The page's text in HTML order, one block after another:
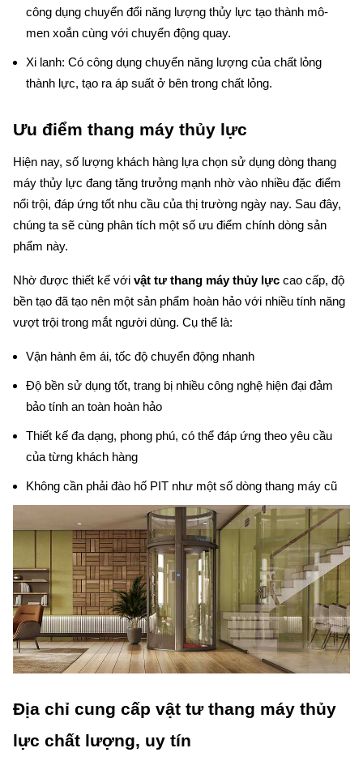
công dụng chuyển đổi năng lượng thủy lực tạo thành mô-
men xoắn cùng với chuyển động quay.
Xi lanh: Có công dụng chuyển năng lượng của chất lỏng
thành lực, tạo ra áp suất ở bên trong chất lỏng.
Ưu điểm thang máy thủy lực
Hiện nay, số lượng khách hàng lựa chọn sử dụng dòng thang
máy thủy lực đang tăng trưởng mạnh nhờ vào nhiều đặc điểm
nổi trội, đáp ứng tốt nhu cầu của thị trường ngày nay. Sau đây,
chúng ta sẽ cùng phân tích một số ưu điểm chính dòng sản
phẩm này.
Nhờ được thiết kế với vật tư thang máy thủy lực cao cấp, độ
bền tạo đã tạo nên một sản phẩm hoàn hảo với nhiều tính năng
vượt trội trong mắt người dùng. Cụ thể là:
Vận hành êm ái, tốc độ chuyển động nhanh
Độ bền sử dụng tốt, trang bị nhiều công nghệ hiện đại đảm
bảo tính an toàn hoàn hảo
Thiết kế đa dạng, phong phú, có thể đáp ứng theo yêu cầu
của từng khách hàng
Không cần phải đào hố PIT như một số dòng thang máy cũ
Địa chỉ cung cấp vật tư thang máy thủy
lực chất lượng, uy tín